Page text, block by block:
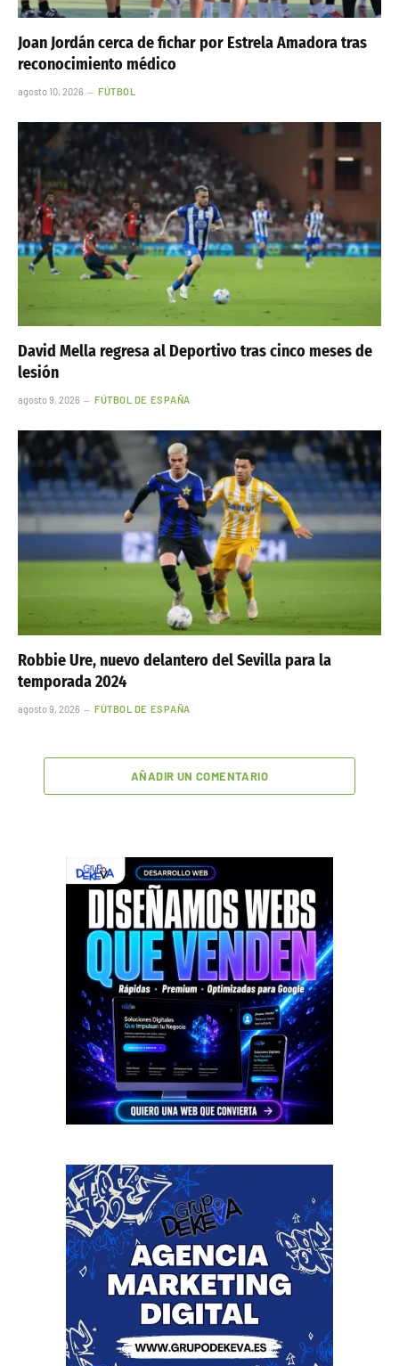
Joan Jordán cerca de fichar por Estrela Amadora tras
reconocimiento médico
agosto 10, 2026 FÚTBOL
David Mella regresa al Deportivo tras cinco meses de
lesión
agosto 9, 2026 FÚTBOL DE ESPAÑA
Robbie Ure, nuevo delantero del Sevilla para la
temporada 2024
agosto 9, 2026 FÚTBOL DE ESPAÑA
AÑADIR UN COMENTARIO